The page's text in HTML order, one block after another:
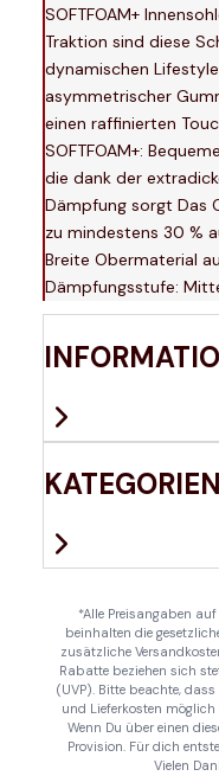
SOFTFOAM+
Traktion sind diese
dynamischen
asymmetrischer
einen raffinierten
SOFTFOAM+:
die dank der
Dämpfung sorgt Das
zu mindestens 30 %
Breite Obermaterial
Dämpfungsstufe:
KATEGORIEN
*Alle Preisangaben
beinhalten die
zusätzliche
Rabatte beziehen sich
(UVP). Bitte beachte,
und Lieferkosten möglich
Wenn Du über einen
Provision. Für dich
Vielen